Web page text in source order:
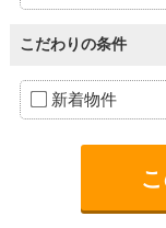
こだわりの条件
新着物件